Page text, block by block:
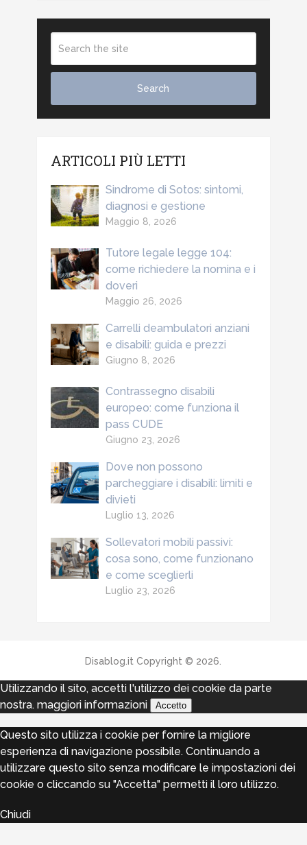
ARTICOLI PIÙ LETTI
Sindrome di Sotos: sintomi,
diagnosi e gestione
Maggio 8, 2026
Tutore legale legge 104:
come richiedere la nomina e i
doveri
Maggio 26, 2026
Carrelli deambulatori anziani
e disabili: guida e prezzi
Giugno 8, 2026
Contrassegno disabili
europeo: come funziona il
pass CUDE
Giugno 23, 2026
Dove non possono
parcheggiare i disabili: limiti e
divieti
Luglio 13, 2026
Sollevatori mobili passivi:
cosa sono, come funzionano
e come sceglierli
Luglio 23, 2026
Disablog.it Copyright © 2026.
Utilizzando il sito, accetti l'utilizzo dei cookie da parte
nostra. maggiori informazioni Accetto
Questo sito utilizza i cookie per fornire la migliore
esperienza di navigazione possibile. Continuando a
utilizzare questo sito senza modificare le impostazioni dei
cookie o cliccando su "Accetta" permetti il loro utilizzo.
Chiudi